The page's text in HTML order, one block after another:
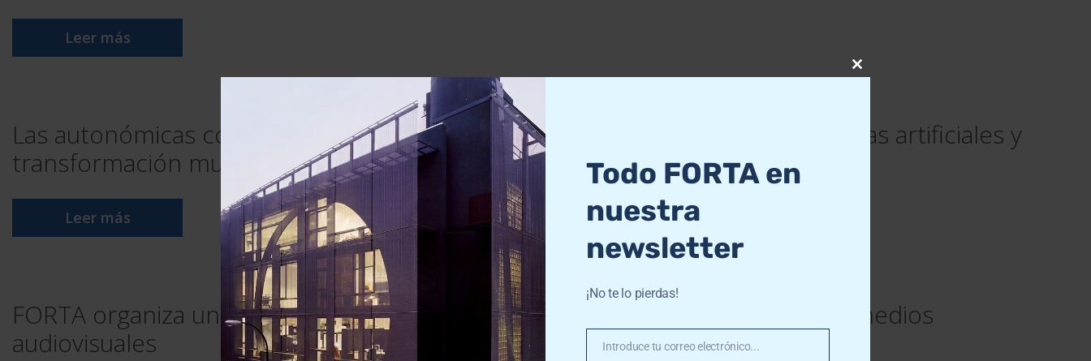
Leer más
Las autonómicas comparten sus experiencias en integración de las inteligencias artificiales y
transformación multiplataforma
Leer más
FORTA organiza un curso de verano en San Sebastián sobre el futuro de los medios
audiovisuales
Close
Todo FORTA en
nuestra
newsletter
¡No te lo pierdas!
Email
Introduce tu correo electrónico...